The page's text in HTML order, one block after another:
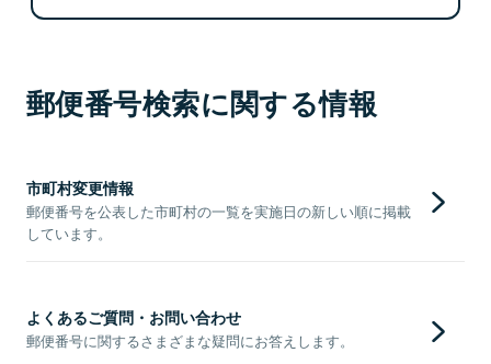
郵便番号検索に関する情報
市町村変更情報
郵便番号を公表した市町村の一覧を実施日の新しい順に掲載
しています。
よくあるご質問・お問い合わせ
郵便番号に関するさまざまな疑問にお答えします。